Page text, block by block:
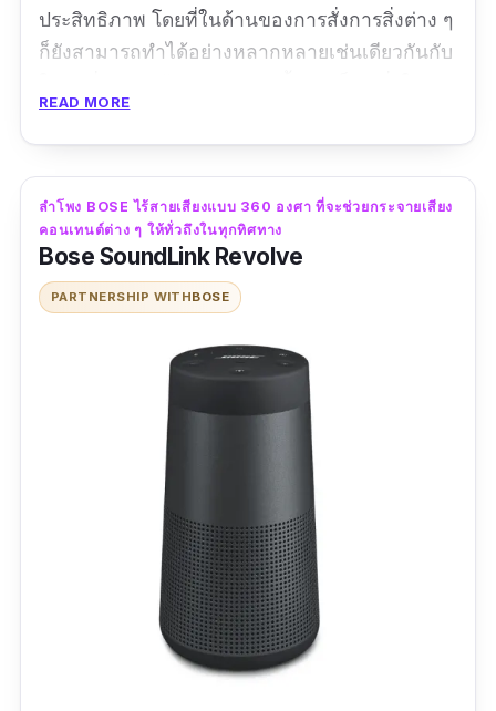
ประสิทธิภาพ โดยที่ในด้านของการสั่งการสิ่งต่าง ๆ
ก็ยังสามารถทำได้อย่างหลากหลายเช่นเดียวกันกับ
สินค้าที่มีผู้คนจำนวนมากเลือกใช้งานกัน จาก
ความสะดวกสบายในส่วนต่าง ๆ ของตัวลำโพงโบส
ครับ
ข้อมูลเฉพาะ
ขนาดสินค้า : 7.54" H x 4.69" W x 4.09" D
หนัก :0.45 กิโลกรัม
มาตรฐานการกันน้ำ : IPX4 |ระยะเวลาการใช้งาน
12 ชั่วโมง
เวอร์ชั่น Bluetooth :
บรรจุสินค้าใส่กล่องและมีการกันกระแทกมา
สินค้าซีลมาเรียบร้อย ไม่มีรอยแกะ
ร้านค้าบริการดี ส่งไว
READ MORE
ลำโพง BOSE ไร้สายเสียงแบบ 360 องศา ที่จะช่วยกระจายเสียง
คอนเทนต์ต่าง ๆ ให้ทั่วถึงในทุกทิศทาง
Bose SoundLink Revolve
PARTNERSHIP WITHBOSE